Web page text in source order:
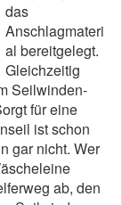
das
Anschlagmateri
al bereitgelegt.
Gleichzeitig
Seilwinden-
für eine
ist schon
gar nicht. Wer
ab, den